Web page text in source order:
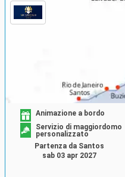
Animazione a bordo
Servizio di maggiordomo
personalizzato
Partenza da Santos
sab 03 apr 2027